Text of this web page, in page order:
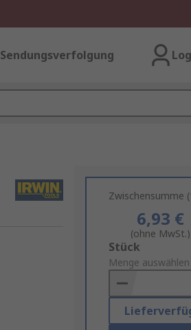
Sendungsverfolgung
Zwischensumme
6,93 €
(ohne MwSt.)
Add
to
Basket
Stück
Menge